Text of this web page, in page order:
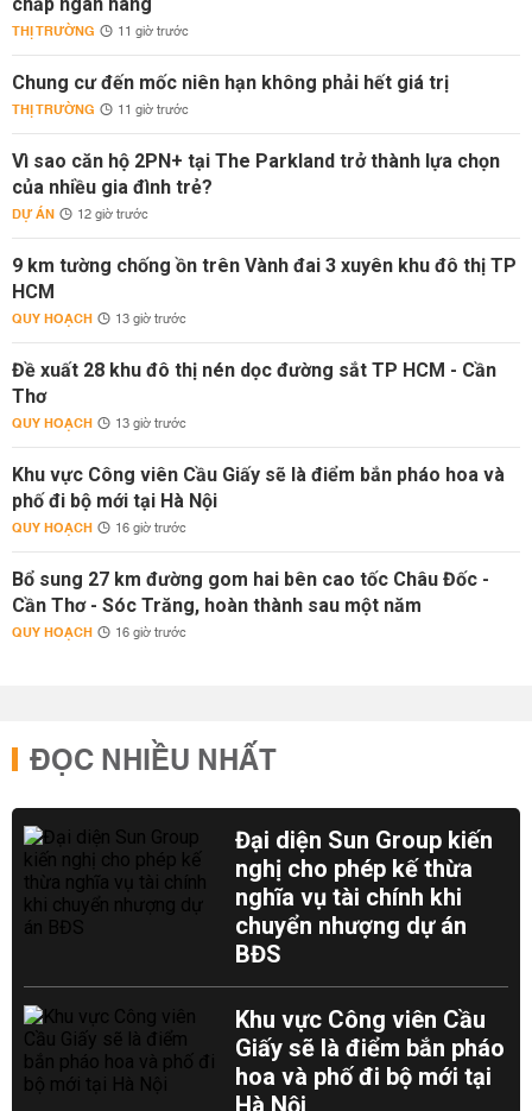
THỊ TRƯỜNG 11 giờ trước
Chung cư đến mốc niên hạn không phải hết giá trị
THỊ TRƯỜNG 11 giờ trước
Vì sao căn hộ 2PN+ tại The Parkland trở thành lựa chọn
của nhiều gia đình trẻ?
DỰ ÁN 12 giờ trước
9 km tường chống ồn trên Vành đai 3 xuyên khu đô thị TP
HCM
QUY HOẠCH 13 giờ trước
Đề xuất 28 khu đô thị nén dọc đường sắt TP HCM - Cần
Thơ
QUY HOẠCH 13 giờ trước
Khu vực Công viên Cầu Giấy sẽ là điểm bắn pháo hoa và
phố đi bộ mới tại Hà Nội
QUY HOẠCH 16 giờ trước
Bổ sung 27 km đường gom hai bên cao tốc Châu Đốc -
Cần Thơ - Sóc Trăng, hoàn thành sau một năm
QUY HOẠCH 16 giờ trước
ĐỌC NHIỀU NHẤT
Đại diện Sun Group kiến
nghị cho phép kế thừa
nghĩa vụ tài chính khi
chuyển nhượng dự án
BĐS
Khu vực Công viên Cầu
Giấy sẽ là điểm bắn pháo
hoa và phố đi bộ mới tại
Hà Nội